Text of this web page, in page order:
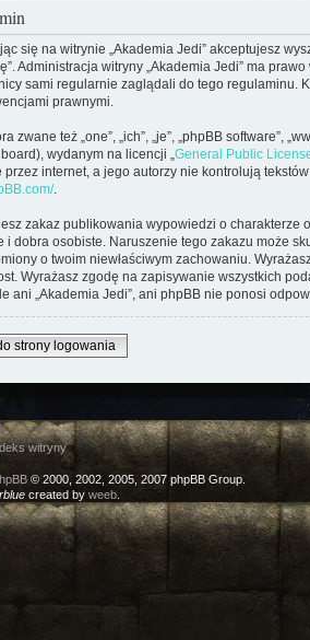
się na witrynie „Akademia Jedi” akceptujesz
Administracja witryny „Akademia Jedi” ma
sami regularnie zaglądali do tego regulaminu.
prawnymi.
zwane też „one”, „ich”, „je”, „phpBB software”,
wydanym na licencji „ General Public
przez internet, a jego autorzy nie kontrolują
.
zakaz publikowania wypowiedzi o charakterze
i dobra osobiste. Naruszenie tego zakazu może
o twoim niewłaściwym zachowaniu.
Wyrażasz zgodę na zapisywanie wszystkich
ani „Akademia Jedi”, ani phpBB nie ponosi
strony logowania
witryny
© 2000, 2002, 2005, 2007 phpBB Group.
created by weeb.